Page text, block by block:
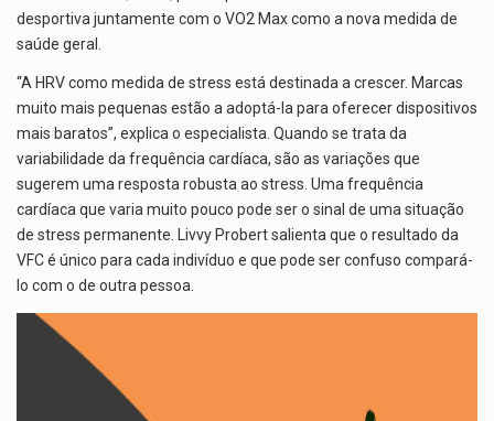
desportiva juntamente com o VO2 Max como a nova medida de
saúde geral.
“A HRV como medida de stress está destinada a crescer. Marcas
muito mais pequenas estão a adoptá-la para oferecer dispositivos
mais baratos”, explica o especialista. Quando se trata da
variabilidade da frequência cardíaca, são as variações que
sugerem uma resposta robusta ao stress. Uma frequência
cardíaca que varia muito pouco pode ser o sinal de uma situação
de stress permanente. Livvy Probert salienta que o resultado da
VFC é único para cada indivíduo e que pode ser confuso compará-
lo com o de outra pessoa.